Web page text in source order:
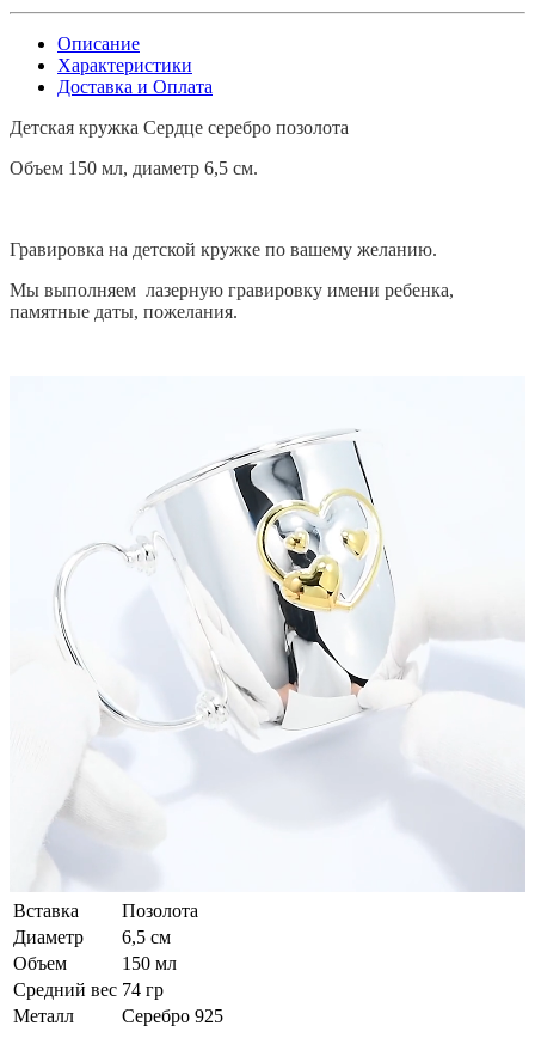
Описание
Характеристики
Доставка и Оплата
Детская кружка Сердце серебро позолота
Объем 150 мл, диаметр 6,5 см.
Гравировка на детской кружке по вашему желанию.
Мы выполняем лазерную гравировку имени ребенка,
памятные даты, пожелания.
Вставка
Позолота
Диаметр
6,5 см
Объем
150 мл
Средний вес 74 гр
Металл
Серебро 925